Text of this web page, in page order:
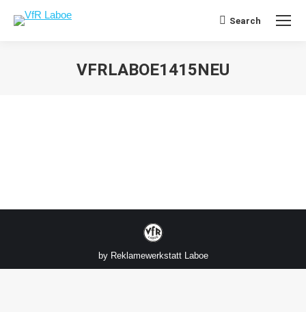
Search:
Search
VFRLABOE1415NEU
by Reklamewerkstatt Laboe